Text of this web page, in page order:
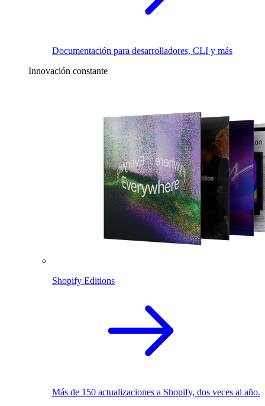
Documentación para desarrolladores, CLI y más
Innovación constante
Shopify Editions
Más de 150 actualizaciones a Shopify, dos veces al año.